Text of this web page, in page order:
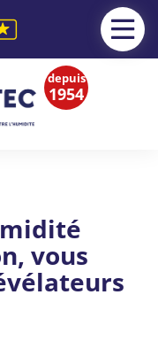
depuis
1954
vous